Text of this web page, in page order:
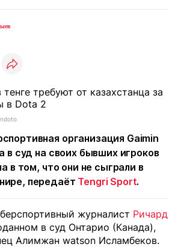
организация Gaimin
в суд на своих бывших игроков
в том, что они не сыграли в
передаёт Tengri Sport.
журналист Ричард
в суд Онтарио (Канада),
Алимжан watson Исламбеков.